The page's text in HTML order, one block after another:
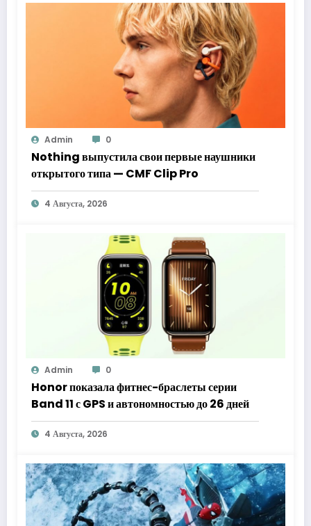
Admin 0
Nothing выпустила свои первые наушники
открытого типа — CMF Clip Pro
4 Августа, 2026
Admin 0
Honor показала фитнес-браслеты серии
Band 11 с GPS и автономностью до 26 дней
4 Августа, 2026